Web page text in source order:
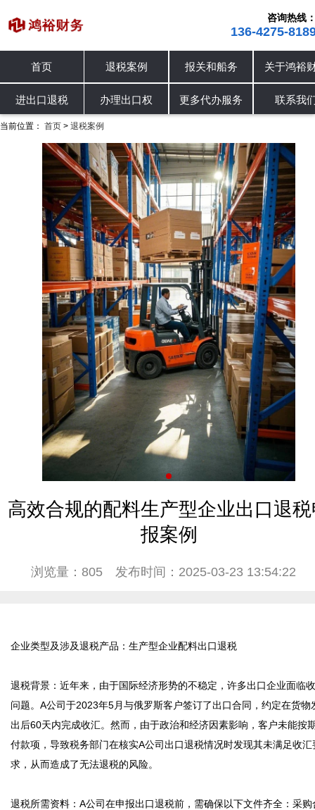
咨询热线
136-4275-
首页
进出口退税
退税案例
办理出口权
报关和船务
更多代办服务
关于鸿裕
联系我
进出口退税 退税案例 办理出口权
当前位置： 首页 > 退税案例
高效合规的配料生产型企业出口退
报案例
浏览量：805 发布时间：2025-03-23 13:54:22
企业类型及涉及退税产品：生产型企业配料出口退税
退税背景：近年来，由于国际经济形势的不稳定，许多出口企业面临
问题。A公司于2023年5月与俄罗斯客户签订了出口合同，约定在货物
出后60天内完成收汇。然而，由于政治和经济因素影响，客户未能按
付款项，导致税务部门在核实A公司出口退税情况时发现其未满足收汇
求，从而造成了无法退税的风险。
退税所需资料：A公司在申报出口退税前，需确保以下文件齐全：采购